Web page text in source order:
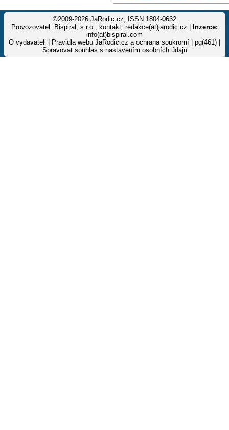
©2009-2026 JaRodic.cz, ISSN 1804-0632
Provozovatel: Bispiral, s.r.o., kontakt: redakce(at)jarodic.cz |
Inzerce:
info(at)bispiral.com
O vydavateli
Pravidla webu JaRodic.cz a ochrana soukromí | pg(461) |
Spravovat souhlas s nastavením osobních údajů